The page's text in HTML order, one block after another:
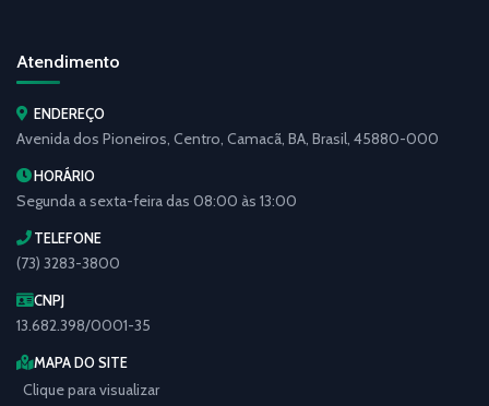
Atendimento
ENDEREÇO
Avenida dos Pioneiros, Centro, Camacã, BA, Brasil, 45880-000
HORÁRIO
Segunda a sexta-feira das 08:00 às 13:00
TELEFONE
(73) 3283-3800
CNPJ
13.682.398/0001-35
MAPA DO SITE
Clique para visualizar